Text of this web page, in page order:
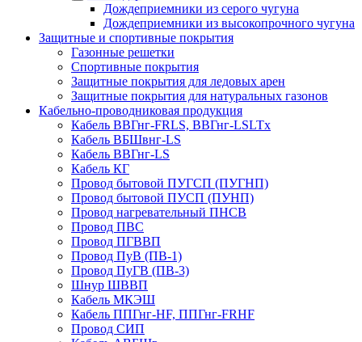
Дождеприемники из серого чугуна
Дождеприемники из высокопрочного чугуна
Защитные и спортивные покрытия
Газонные решетки
Спортивные покрытия
Защитные покрытия для ледовых арен
Защитные покрытия для натуральных газонов
Кабельно-проводниковая продукция
Кабель ВВГнг-FRLS, ВВГнг-LSLTx
Кабель ВБШвнг-LS
Кабель ВВГнг-LS
Кабель КГ
Провод бытовой ПУГСП (ПУГНП)
Провод бытовой ПУСП (ПУНП)
Провод нагревательный ПНСВ
Провод ПВС
Провод ПГВВП
Провод ПуВ (ПВ-1)
Провод ПуГВ (ПВ-3)
Шнур ШВВП
Кабель МКЭШ
Кабель ППГнг-HF, ППГнг-FRHF
Провод СИП